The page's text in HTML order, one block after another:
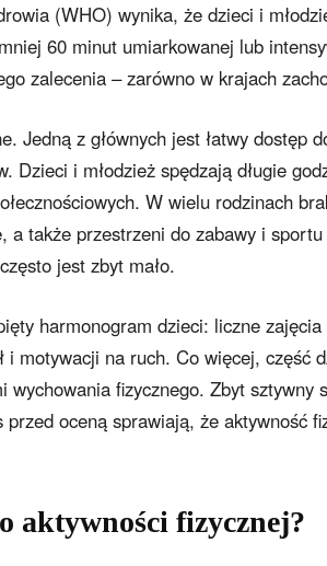
(WHO) wynika, że dzieci i
60 minut umiarkowanej lub
zalecenia – zarówno w krajach
Jedną z głównych jest łatwy dostęp
Dzieci i młodzież spędzają długie
W wielu rodzinach
a także przestrzeni do zabawy i
jest zbyt mało.
harmonogram dzieci: liczne
i motywacji na ruch. Co więcej, część
wychowania fizycznego. Zbyt sztywny
oceną sprawiają, że aktywność
aktywności fizycznej?